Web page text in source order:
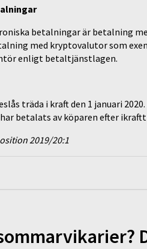
betalningar är betalning
med kryptovalutor som
enligt betaltjänstlagen.
träda i kraft den 1 januari
betalats av köparen efter
2019/20:1